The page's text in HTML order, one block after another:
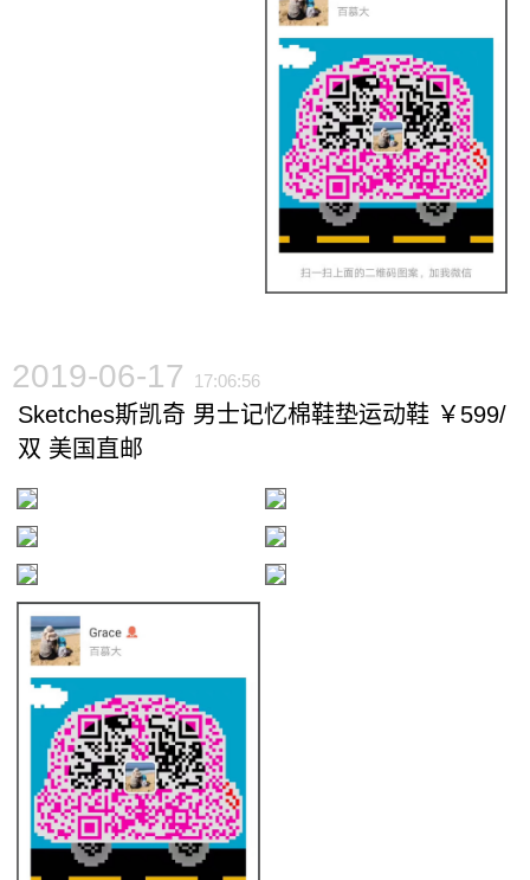
2019-06-17 17:06:56
Sketches斯凯奇 男士记忆棉鞋垫运动鞋 ￥599/
双 美国直邮